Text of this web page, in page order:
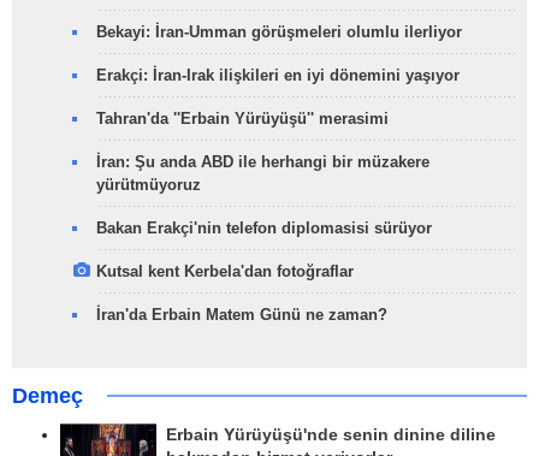
Bekayi: İran-Umman görüşmeleri olumlu ilerliyor
Erakçi: İran-Irak ilişkileri en iyi dönemini yaşıyor
Tahran'da ''Erbain Yürüyüşü'' merasimi
İran: Şu anda ABD ile herhangi bir müzakere
yürütmüyoruz
Bakan Erakçi'nin telefon diplomasisi sürüyor
Kutsal kent Kerbela'dan fotoğraflar
İran'da Erbain Matem Günü ne zaman?
Demeç
Erbain Yürüyüşü'nde senin dinine diline